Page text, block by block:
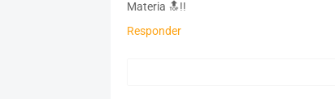
Materia 🔝!!
Responder